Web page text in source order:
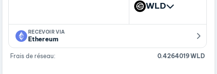
WLD
RECEVOIR VIA
Ethereum
Frais de réseau: 0.4264019 WLD